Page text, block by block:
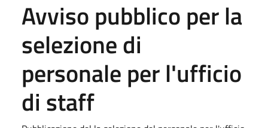
Avviso pubblico per la
selezione di
personale per l'ufficio
di staff